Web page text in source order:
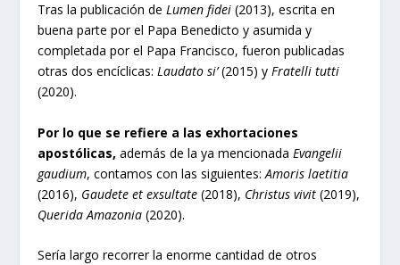
Tras la publicación deLumen fidei (2013), escrita en
buena parte por el Papa Benedicto y asumida y
completada por el Papa Francisco, fueron publicadas
otras dos encíclicas:Laudato si’(2015) yFratelli tutti
(2020).
Por lo que se refiere a las exhortaciones
apostólicas, además de la ya mencionadaEvangelii
gaudium, contamos con las siguientes:Amoris laetitia
(2016), Gaudete et exsultate (2018), Christus vivit (2019),
Querida Amazonia (2020).
Sería largo recorrer la enorme cantidad de otros